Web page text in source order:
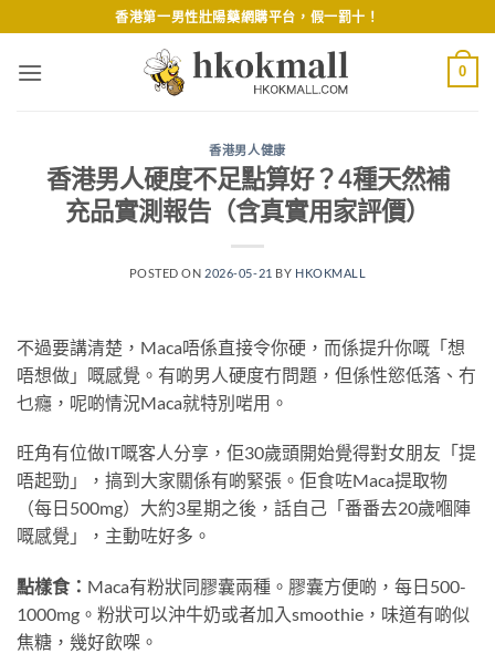
to
content
香港第一男性壯陽藥網購平台，假一罰十！
0
香港男人健康
香港男人硬度不足點算好？4種天然補
充品實測報告（含真實用家評價）
POSTED ON 2026-05-21 BY HKOKMALL
不過要講清楚，Maca唔係直接令你硬，而係提升你嘅「想
唔想做」嘅感覺。有啲男人硬度冇問題，但係性慾低落、冇
乜癮，呢啲情況Maca就特別啱用。
旺角有位做IT嘅客人分享，佢30歲頭開始覺得對女朋友「提
唔起勁」，搞到大家關係有啲緊張。佢食咗Maca提取物
（每日500mg）大約3星期之後，話自己「番番去20歲嗰陣
嘅感覺」，主動咗好多。
點樣食： Maca有粉狀同膠囊兩種。膠囊方便啲，每日500-
1000mg。粉狀可以沖牛奶或者加入smoothie，味道有啲似
焦糖，幾好飲㗎。